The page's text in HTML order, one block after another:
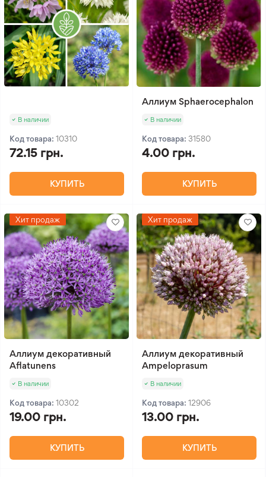
В наличии
Код товара: 10310
72.15 грн.
КУПИТЬ
Аллиум Sphaerocephalon
В наличии
Код товара: 31580
4.00 грн.
КУПИТЬ
Хит продаж
Аллиум декоративный
Aflatunens
В наличии
Код товара: 10302
19.00 грн.
КУПИТЬ
Хит продаж
Аллиум декоративный
Ampeloprasum
В наличии
Код товара: 12906
13.00 грн.
КУПИТЬ